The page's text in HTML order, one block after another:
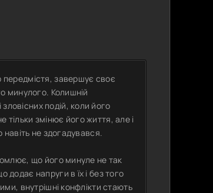
передмістя, завершує своє
минулого. Колишній
подій, коли його
змінює його життя, але і
навіть не здогадувався.
що його минуле не так
напруги в їх і без того
внутрішні конфлікти стають